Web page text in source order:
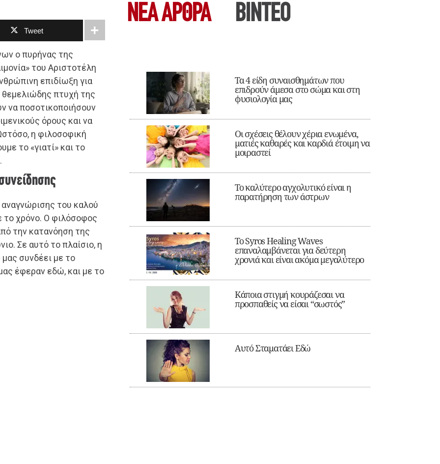
Tweet
ο πυρήνας της
του Αριστοτέλη
επιδίωξη για
πτυχή της
να ποσοτικοποιήσουν
όρους και να
η φιλοσοφική
το «γιατί» και το
του καλού
το χρόνο. Ο φιλόσοφος
την κατανόηση της
Σε αυτό το πλαίσιο, η
συνδέει με το
έφεραν εδώ, και με το
ΝΕΑ ΆΡΘΡΑ ΒΙΝΤΕΟ
Τα 4 είδη συναισθημάτων που
επιδρούν άμεσα στο σώμα και στη
φυσιολογία μας
Οι σχέσεις θέλουν χέρια ενωμένα,
ματιές καθαρές και καρδιά έτοιμη να
μοιραστεί
Το καλύτερο αγχολυτικό είναι η
παρατήρηση των άστρων
Το Syros Healing Waves
επαναλαμβάνεται για δεύτερη
χρονιά και είναι ακόμα μεγαλύτερο
Κάποια στιγμή κουράζεσαι να
προσπαθείς να είσαι “σωστός”
Αυτό Σταματάει Εδώ